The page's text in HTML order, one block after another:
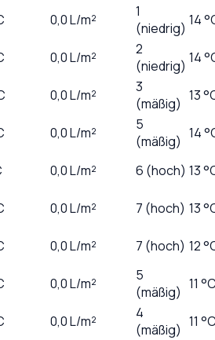
0,0L/m²
1
(niedrig) 14
0,0L/m²
2
(niedrig) 14
0,0L/m²
3
(mäßig) 13
0,0L/m²
5
(mäßig) 14
0,0L/m² 6 (hoch) 13
0,0L/m² 7 (hoch) 13
0,0L/m² 7 (hoch) 12
0,0L/m²
5
(mäßig) 11
0,0L/m²
4
(mäßig) 11